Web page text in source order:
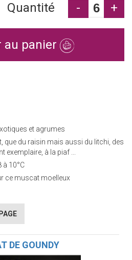
Quantité - +
au panier
et agrumes
que du raisin mais aussi du litchi, des
à la piaf ...
à 10°C
ce muscat moelleux
IMPRIMER CETTE PAGE
DE GOUNDY